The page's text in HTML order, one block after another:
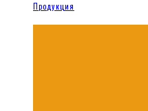
Продукция